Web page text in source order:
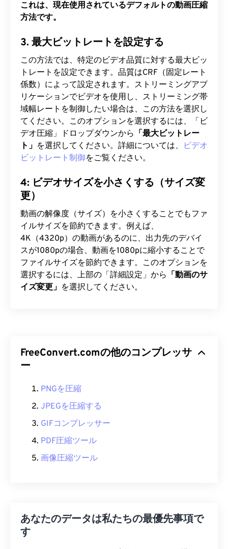
これは、現在使用されているデフォルトの動画圧縮
方法です。
3. 最大ビットレートを設定する
この方法では、特定のビデオ品質に対する最大ビッ
トレートを設定できます。品質はCRF（固定レート
係数）によって設定されます。ストリーミングアプ
リケーションでビデオを使用し、ストリーミング帯
域幅レートを制御したい場合は、この方法を選択し
てください。このオプションを選択するには、「ビ
デオ圧縮」ドロップダウンから 「最大ビットレー
ト」 を選択してください。詳細については、
ビデオ
ビットレート制御をご覧ください。
4: ビデオサイズを小さくする（サイズ変
更）
動画の解像度（サイズ）を小さくすることでもファ
イルサイズを節約できます。例えば、
4K（4320p）の動画があるのに、出力先のデバイ
スが1080pの場合、動画を1080pに縮小することで
ファイルサイズを節約できます。このオプションを
選択するには、上部の「詳細設定」から 「動画のサ
イズ変更」 を選択してください。
FreeConvert.comの他のコンプレッサ
ー
PNGを圧縮
JPEGを圧縮する
GIFコンプレッサー
PDF圧縮ツール
画像圧縮ツール
あなたのデータは私たちの最優先事項で
す